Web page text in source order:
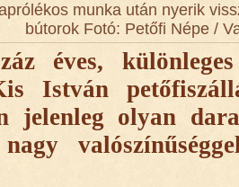
munka után nyerik
bútorok Fotó: Petőfi Népe /
éves,
István
jelenleg olyan
nagy